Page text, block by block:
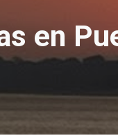
en